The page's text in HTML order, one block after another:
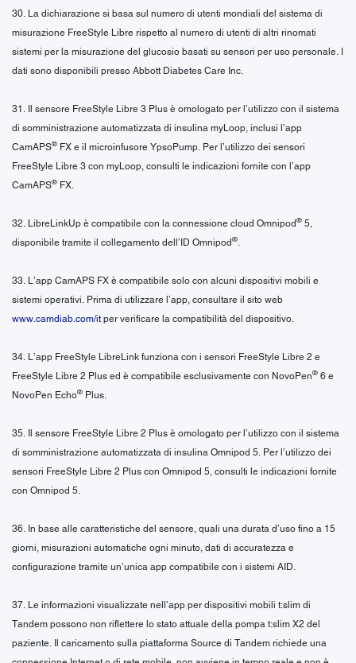
30. La dichiarazione si basa sul numero di utenti mondiali del sistema di
misurazione FreeStyle Libre rispetto al numero di utenti di altri rinomati
sistemi per la misurazione del glucosio basati su sensori per uso personale. I
dati sono disponibili presso Abbott Diabetes Care Inc.
31. Il sensore FreeStyle Libre 3 Plus è omologato per l’utilizzo con il sistema
di somministrazione automatizzata di insulina myLoop, inclusi l’app
CamAPS® FX e il microinfusore YpsoPump. Per l’utilizzo dei sensori
FreeStyle Libre 3 con myLoop, consulti le indicazioni fornite con l’app
CamAPS® FX.
32. LibreLinkUp è compatibile con la connessione cloud Omnipod® 5,
disponibile tramite il collegamento dell’ID Omnipod®.
33. L’app CamAPS FX è compatibile solo con alcuni dispositivi mobili e
sistemi operativi. Prima di utilizzare l’app, consultare il sito web
www.camdiab.com/it per verificare la compatibilità del dispositivo.
34. L’app FreeStyle LibreLink funziona con i sensori FreeStyle Libre 2 e
FreeStyle Libre 2 Plus ed è compatibile esclusivamente con NovoPen® 6 e
NovoPen Echo® Plus.
35. Il sensore FreeStyle Libre 2 Plus è omologato per l’utilizzo con il sistema
di somministrazione automatizzata di insulina Omnipod 5. Per l’utilizzo dei
sensori FreeStyle Libre 2 Plus con Omnipod 5, consulti le indicazioni fornite
con Omnipod 5.
36. In base alle caratteristiche del sensore, quali una durata d’uso fino a 15
giorni, misurazioni automatiche ogni minuto, dati di accuratezza e
configurazione tramite un’unica app compatibile con i sistemi AID.
37. Le informazioni visualizzate nell’app per dispositivi mobili t:slim di
Tandem possono non riflettere lo stato attuale della pompa t:slim X2 del
paziente. Il caricamento sulla piattaforma Source di Tandem richiede una